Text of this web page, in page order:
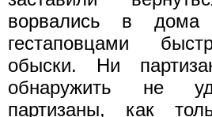
ворвались в
гестаповцами
обыски. Ни
обнаружить не
партизаны, как